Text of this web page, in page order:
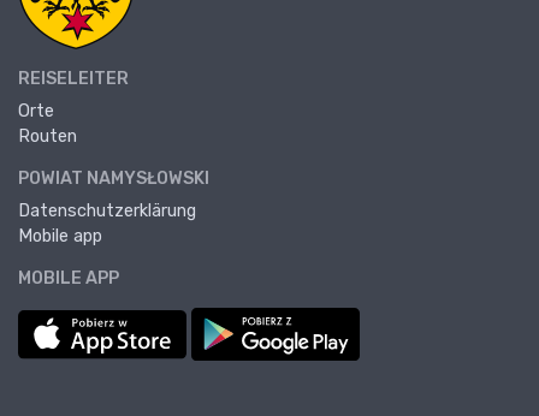
REISELEITER
Orte
Routen
POWIAT NAMYSŁOWSKI
Datenschutzerklärung
Mobile app
MOBILE APP